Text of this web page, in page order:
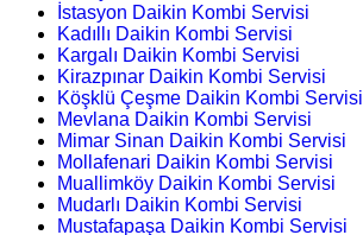
İstasyon Daikin Kombi Servisi
Kadıllı Daikin Kombi Servisi
Kargalı Daikin Kombi Servisi
Kirazpınar Daikin Kombi Servisi
Köşklü Çeşme Daikin Kombi Servisi
Mevlana Daikin Kombi Servisi
Mimar Sinan Daikin Kombi Servisi
Mollafenari Daikin Kombi Servisi
Muallimköy Daikin Kombi Servisi
Mudarlı Daikin Kombi Servisi
Mustafapaşa Daikin Kombi Servisi